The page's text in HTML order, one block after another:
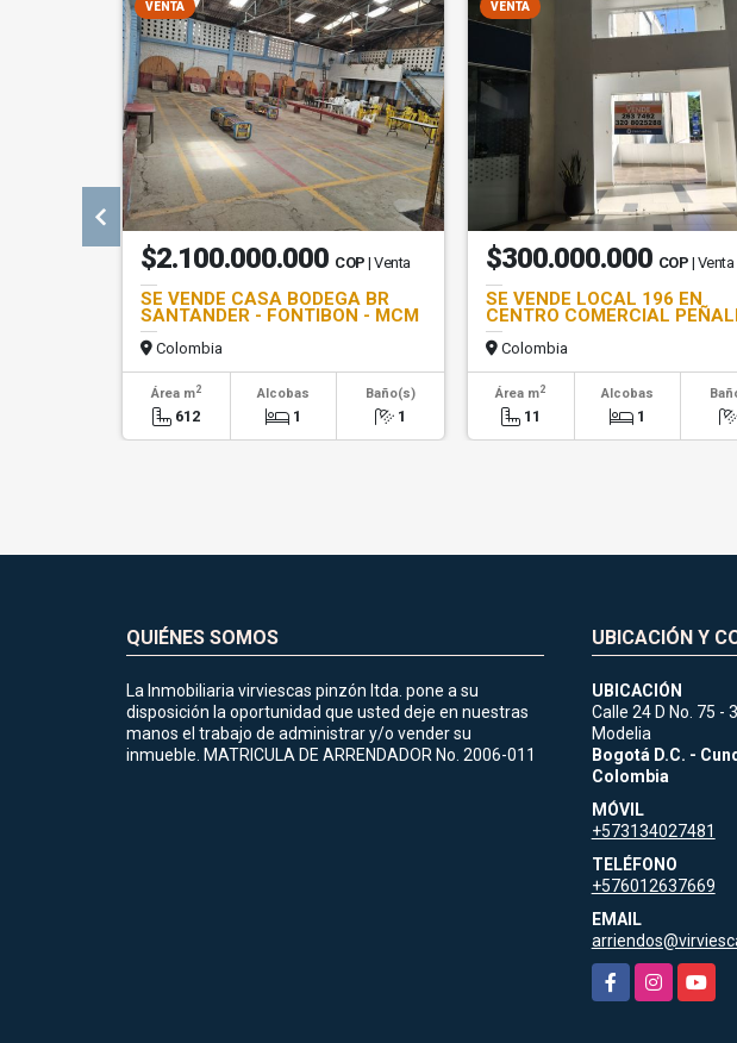
VENTA
$2.100.000.000 COP | Venta
SE VENDE CASA BODEGA BR
SANTANDER - FONTIBON - MCM
Colombia
Área m2
612
Alcobas
1
Baño(s)
1
VENTA
$300.000.000 COP | Venta
SE VENDE LOCAL 196 EN
CENTRO COMERCIAL
Colombia
Área m2
11
Alcobas
1
QUIÉNES SOMOS
La Inmobiliaria virviescas pinzón ltda. pone a su
disposición la oportunidad que usted deje en nuestras
manos el trabajo de administrar y/o vender su
inmueble. MATRICULA DE ARRENDADOR No. 2006-011
UBICACIÓN Y
UBICACIÓN
Calle 24 D No. 75 -
Modelia
Bogotá D.C. -
Colombia
MÓVIL
+573134027481
TELÉFONO
+576012637669
EMAIL
FacebookInstagramYouTube